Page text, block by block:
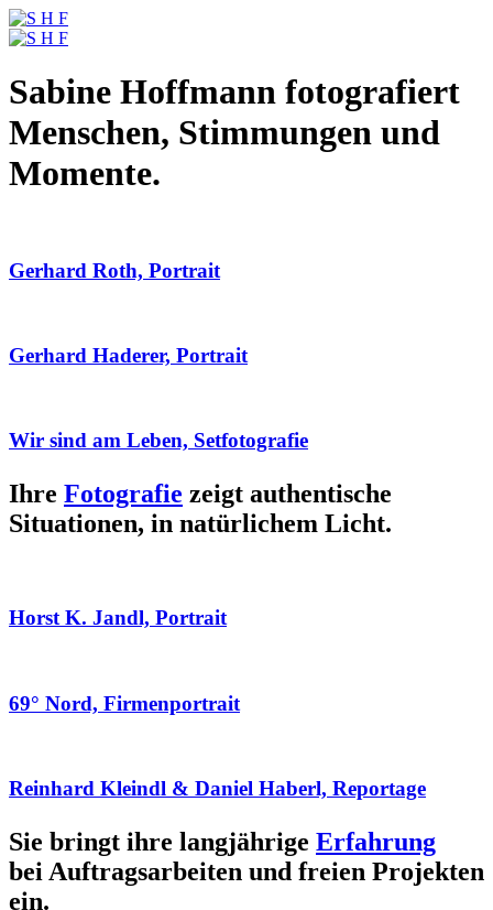
Sabine Hoffmann fotografiert
Menschen, Stimmungen und
Momente.
Gerhard Roth, Portrait
Gerhard Haderer, Portrait
Wir sind am Leben, Setfotografie
Ihre Fotografie zeigt authentische
Situationen, in natürlichem Licht.
Horst K. Jandl, Portrait
69° Nord, Firmenportrait
Reinhard Kleindl & Daniel Haberl, Reportage
Sie bringt ihre langjährige Erfahrung
bei Auftragsarbeiten und freien Projekten
ein.